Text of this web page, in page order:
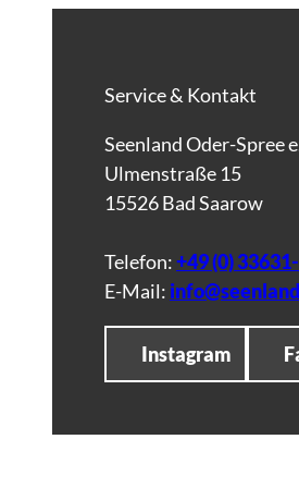
Service & Kontakt
Seenland Oder-Spree
Ulmenstraße 15
15526 Bad Saarow
Telefon:+49 (0)
E-Mail:
Instagram